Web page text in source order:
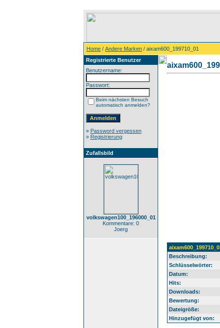
Home / Andere Marken / aixam600_199710_01
Registrierte Benutzer
Benutzername:
Passwort:
Beim nächsten Besuch
automatisch anmelden?
» Password vergessen
» Registrierung
Zufallsbild
volkswagen100_196000_01
Kommentare: 0
Joerg
Beschreibung:
Schlüsselwörter:
Datum:
Hits:
Downloads:
Bewertung:
Dateigröße:
Hinzugefügt von: